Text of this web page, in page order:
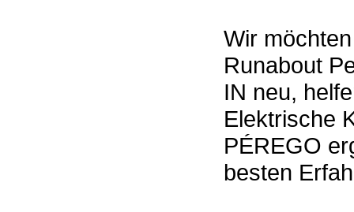
Wir
Runabout
IN neu,
Elektrische
PÉREGO
besten